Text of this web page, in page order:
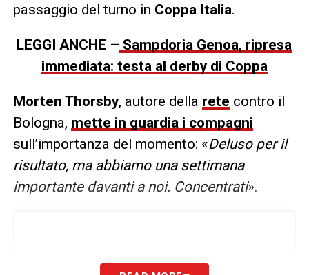
passaggio del turno in Coppa Italia.
LEGGI ANCHE – Sampdoria Genoa, ripresa
immediata: testa al derby di Coppa
Morten Thorsby, autore della rete contro il
Bologna, mette in guardia i compagni
sull’importanza del momento: «Deluso per il
risultato, ma abbiamo una settimana
importante davanti a noi. Concentrati».